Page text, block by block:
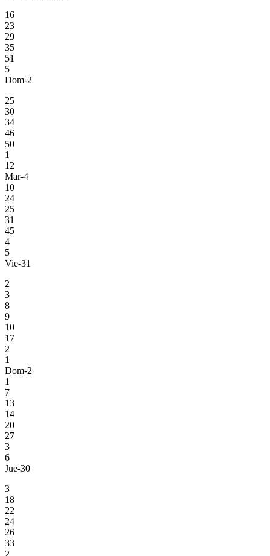
16
23
29
35
51
5
Dom-2
25
30
34
46
50
1
12
Mar-4
10
24
25
31
45
4
5
Vie-31
2
3
8
9
10
17
2
1
Dom-2
1
7
13
14
20
27
3
6
Jue-30
3
18
22
24
26
33
2